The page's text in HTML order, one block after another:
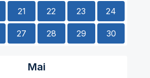
21 22 23 24
27 28 29 30
Mai